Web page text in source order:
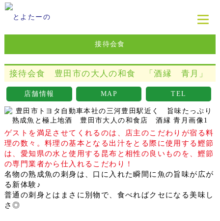
接待会食
接待会食 豊田市の大人の和食 「酒縁 青月」
店舗情報 MAP TEL
ゲストを満足させてくれるのは、店主のこだわりが宿る料
理の数々。料理の基本となる出汁をとる際に使用する鰹節
は、愛知県の水と使用する昆布と相性の良いものを、鰹節
の専門業者から仕入れるこだわり！
名物の熟成魚の刺身は、口に入れた瞬間に魚の旨味が広が
る新体験♪
普通の刺身とはまさに別物で、食べればクセになる美味し
さ◎